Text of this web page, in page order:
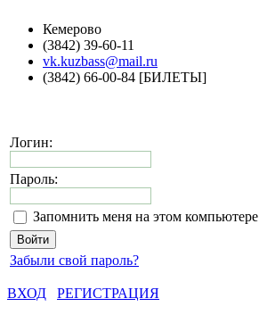
Кемерово
(3842) 39-60-11
vk.kuzbass@mail.ru
(3842) 66-00-84 [БИЛЕТЫ]
Логин:
Пароль:
Запомнить меня на этом компьютере
Забыли свой пароль?
ВХОД
РЕГИСТРАЦИЯ